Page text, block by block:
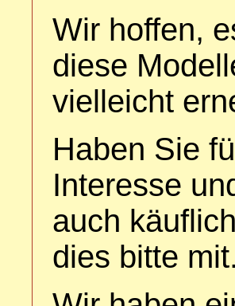
Wir hoffen,
diese
vielleicht
Haben Sie
Interesse
auch
dies bitte